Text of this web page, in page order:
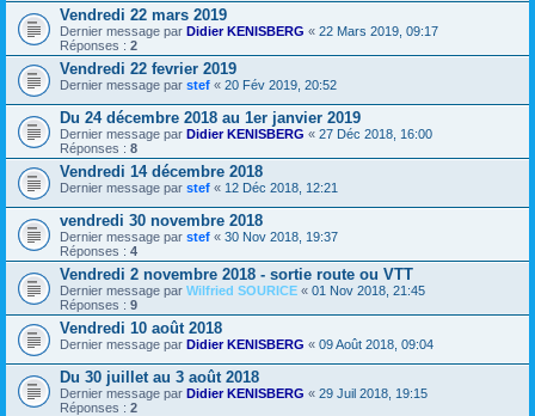
Vendredi 22 mars 2019
Dernier message par Didier KENISBERG « 22 Mars 2019, 09:17
Réponses : 2
Vendredi 22 fevrier 2019
Dernier message par stef « 20 Fév 2019, 20:52
Du 24 décembre 2018 au 1er janvier 2019
Dernier message par Didier KENISBERG « 27 Déc 2018, 16:00
Réponses : 8
Vendredi 14 décembre 2018
Dernier message par stef « 12 Déc 2018, 12:21
vendredi 30 novembre 2018
Dernier message par stef « 30 Nov 2018, 19:37
Réponses : 4
Vendredi 2 novembre 2018 - sortie route ou VTT
Dernier message par Wilfried SOURICE « 01 Nov 2018, 21:45
Réponses : 9
Vendredi 10 août 2018
Dernier message par Didier KENISBERG « 09 Août 2018, 09:04
Du 30 juillet au 3 août 2018
Dernier message par Didier KENISBERG « 29 Juil 2018, 19:15
Réponses : 2